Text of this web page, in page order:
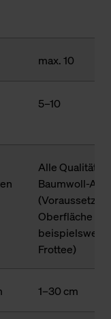
max. 10
5–10
Alle
Baumwoll-
Oberfläche
Frottee)
1–30 cm